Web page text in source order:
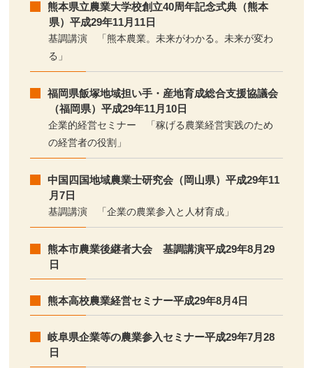
熊本県立農業大学校創立40周年記念式典（熊本
県）平成29年11月11日
基調講演 「熊本農業。未来がわかる。未来が変わ
る」
福岡県飯塚地域担い手・産地育成総合支援協議会
（福岡県）平成29年11月10日
企業的経営セミナー 「稼げる農業経営実践のため
の経営者の役割」
中国四国地域農業士研究会（岡山県）平成29年11
月7日
基調講演 「企業の農業参入と人材育成」
熊本市農業後継者大会 基調講演平成29年8月29
日
熊本高校農業経営セミナー平成29年8月4日
岐阜県企業等の農業参入セミナー平成29年7月28
日